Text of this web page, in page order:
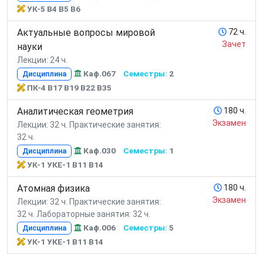
УК-5 В4 В5 В6
Актуальные вопросы мировой
науки
Лекции: 24 ч.
72 ч.
Зачет
Дисциплина Каф.067 Семестры: 2
ПК-4 В17 В19 В22 В35
Аналитическая геометрия
Лекции: 32 ч. Практические занятия:
32 ч.
180 ч.
Экзамен
Дисциплина Каф.030 Семестры: 1
УК-1 УКЕ-1 В11 В14
Атомная физика
Лекции: 32 ч. Практические занятия:
32 ч. Лабораторные занятия: 32 ч.
180 ч.
Экзамен
Дисциплина Каф.006 Семестры: 5
УК-1 УКЕ-1 В11 В14